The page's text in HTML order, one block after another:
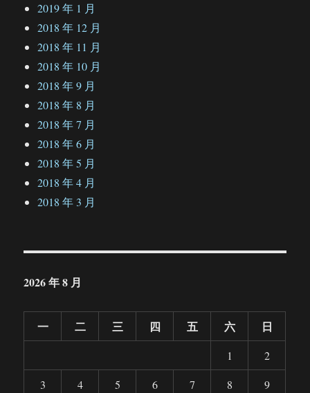
2019 年 1 月
2018 年 12 月
2018 年 11 月
2018 年 10 月
2018 年 9 月
2018 年 8 月
2018 年 7 月
2018 年 6 月
2018 年 5 月
2018 年 4 月
2018 年 3 月
2026 年 8 月
一 二 三 四 五 六 日
1
2
3
4 5 6 7 8
9